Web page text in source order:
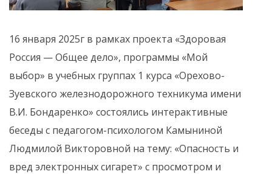
16 января 2025г в рамках проекта «Здоровая
Россия — Общее дело», программы «Мой
выбор» в учебных группах 1 курса «Орехово-
Зуевского железнодорожного техникума имени
В.И. Бондаренко» состоялись интерактивные
беседы с педагогом-психологом Камыниной
Людмилой Викторовной на тему: «Опасность и
вред электронных сигарет» с просмотром и